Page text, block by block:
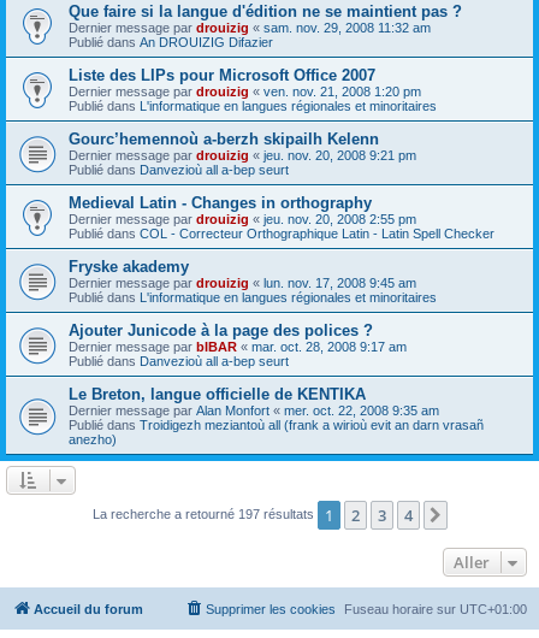
Que faire si la langue d'édition ne se maintient pas ?
Dernier message par drouizig « sam. nov. 29, 2008 11:32 am
Publié dans An DROUIZIG Difazier
Liste des LIPs pour Microsoft Office 2007
Dernier message par drouizig « ven. nov. 21, 2008 1:20 pm
Publié dans L'informatique en langues régionales et minoritaires
Gourc’hemennoù a-berzh skipailh Kelenn
Dernier message par drouizig « jeu. nov. 20, 2008 9:21 pm
Publié dans Danvezioù all a-bep seurt
Medieval Latin - Changes in orthography
Dernier message par drouizig « jeu. nov. 20, 2008 2:55 pm
Publié dans COL - Correcteur Orthographique Latin - Latin Spell Checker
Fryske akademy
Dernier message par drouizig « lun. nov. 17, 2008 9:45 am
Publié dans L'informatique en langues régionales et minoritaires
Ajouter Junicode à la page des polices ?
Dernier message par bIBAR « mar. oct. 28, 2008 9:17 am
Publié dans Danvezioù all a-bep seurt
Le Breton, langue officielle de KENTIKA
Dernier message par Alan Monfort « mer. oct. 22, 2008 9:35 am
Publié dans Troidigezh meziantoù all (frank a wirioù evit an darn vrasañ
anezho)
La recherche a retourné 197 résultats 1 2 3 4
Aller
Accueil du forum Fuseau horaire sur UTC+01:00
Supprimer les cookies